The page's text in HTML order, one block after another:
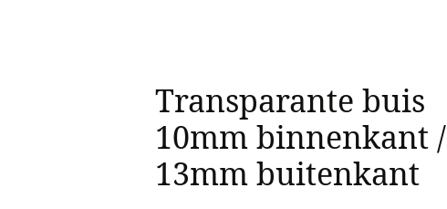
Transparante buis
10mm binnenkant /
13mm buitenkant